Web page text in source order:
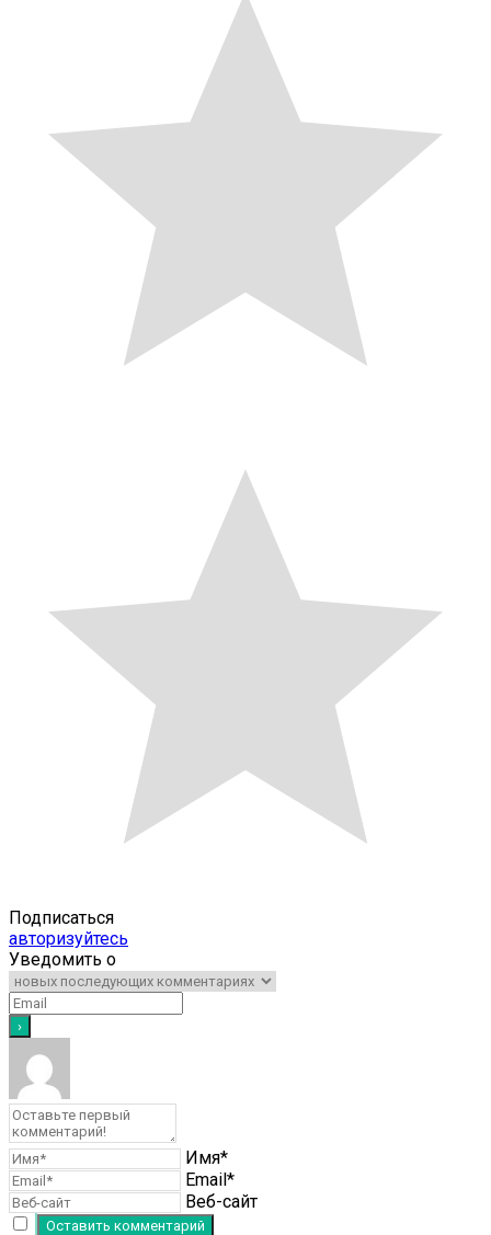
Подписаться
авторизуйтесь
Уведомить о
Имя*
Email*
Веб-сайт